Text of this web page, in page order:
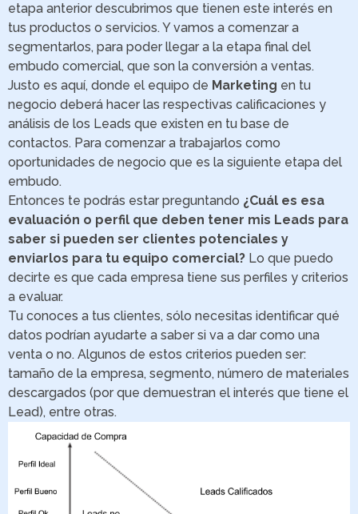
etapa anterior descubrimos que tienen este interés en
tus productos o servicios. Y vamos a comenzar a
segmentarlos, para poder llegar a la etapa final del
embudo comercial, que son la conversión a ventas.
Justo es aquí, donde el equipo de Marketing en tu
negocio deberá hacer las respectivas calificaciones y
análisis de los Leads que existen en tu base de
contactos. Para comenzar a trabajarlos como
oportunidades de negocio que es la siguiente etapa del
embudo.
Entonces te podrás estar preguntando ¿Cuál es esa
evaluación o perfil que deben tener mis Leads para
saber si pueden ser clientes potenciales y
enviarlos para tu equipo comercial? Lo que puedo
decirte es que cada empresa tiene sus perfiles y criterios
a evaluar.
Tu conoces a tus clientes, sólo necesitas identificar qué
datos podrían ayudarte a saber si va a dar como una
venta o no. Algunos de estos criterios pueden ser:
tamaño de la empresa, segmento, número de materiales
descargados (por que demuestran el interés que tiene el
Lead), entre otras.